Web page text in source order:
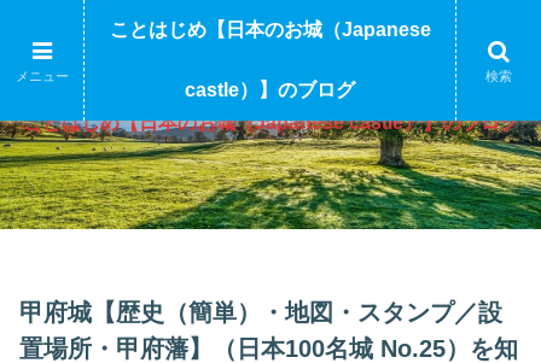
ことはじめ【日本のお城（Japanese castle）】のブログ
甲府城【歴史（簡単）・地図・スタンプ／設
置場所・甲府藩】（日本100名城 No.25）を知
メニュー
ことはじめ【日本のお城（Japanese
castle）】のブログ
検索